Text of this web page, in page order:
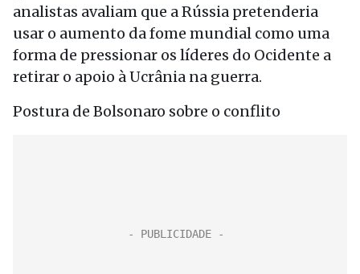
analistas avaliam que a Rússia pretenderia
usar o aumento da fome mundial como uma
forma de pressionar os líderes do Ocidente a
retirar o apoio à Ucrânia na guerra.
Postura de Bolsonaro sobre o conflito